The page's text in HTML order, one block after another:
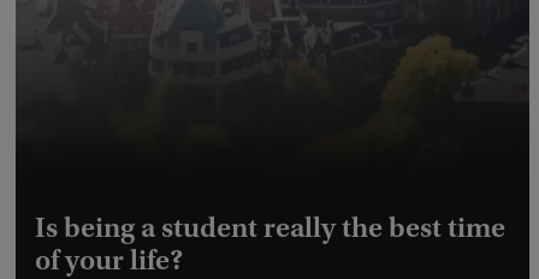
Is being a student really the best time
of your life?